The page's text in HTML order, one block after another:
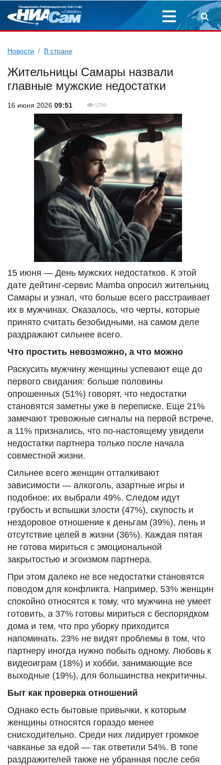
Новости В стране
Жительницы Самары назвали
главные мужские недостатки
16 июня 2026 09:51 1700
15 июня — День мужских недостатков. К этой
дате дейтинг-сервис Mamba опросил жительниц
Самары и узнал, что больше всего расстраивает
их в мужчинах. Оказалось, что черты, которые
принято считать безобидными, на самом деле
раздражают сильнее всего.
Что простить невозможно, а что можно
Раскусить мужчину женщины успевают еще до
первого свидания: больше половины
опрошенных (51%) говорят, что недостатки
становятся заметны уже в переписке. Еще 21%
замечают тревожные сигналы на первой встрече,
а 11% признались, что по-настоящему увидели
недостатки партнера только после начала
совместной жизни.
Сильнее всего женщин отталкивают
зависимости — алкоголь, азартные игры и
подобное: их выбрали 49%. Следом идут
грубость и вспышки злости (47%), скупость и
нездоровое отношение к деньгам (39%), лень и
отсутствие целей в жизни (36%). Каждая пятая
не готова мириться с эмоциональной
закрытостью и эгоизмом партнера.
При этом далеко не все недостатки становятся
поводом для конфликта. Например, 53% женщин
спокойно относятся к тому, что мужчина не умеет
готовить, а 37% готовы мириться с беспорядком
дома и тем, что про уборку приходится
напоминать. 23% не видят проблемы в том, что
партнеру иногда нужно побыть одному. Любовь к
видеоиграм (18%) и хобби, занимающие все
выходные (19%), для большинства некритичны.
Быт как проверка отношений
Однако есть бытовые привычки, к которым
женщины относятся гораздо менее
снисходительно. Среди них лидирует громкое
чавканье за едой — так ответили 54%. В топе
раздражителей также не убранная после себя